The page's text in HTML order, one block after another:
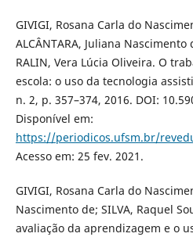
GIVIGI, Rosana Carla do
ALCÂNTARA, Juliana Nascimento
RALIN, Vera Lúcia Oliveira. O
escola: o uso da tecnologia
n. 2, p. 357–374, 2016. DOI:
Disponível em:
https://periodicos.ufsm.br/
Acesso em: 25 fev. 2021.
GIVIGI, Rosana Carla do
Nascimento de; SILVA, Raquel
avaliação da aprendizagem e o